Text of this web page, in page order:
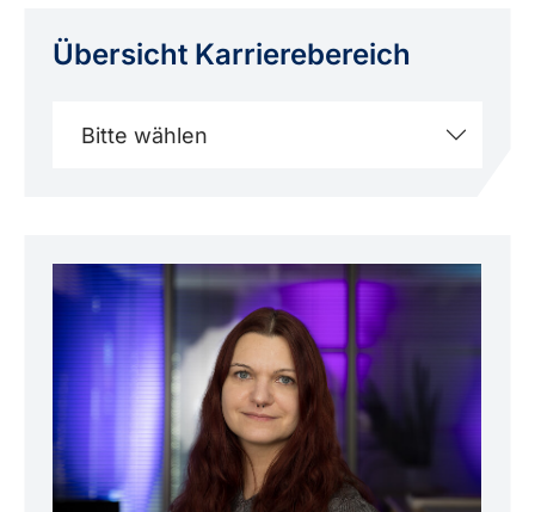
Übersicht Karriere­bereich
Bitte wählen